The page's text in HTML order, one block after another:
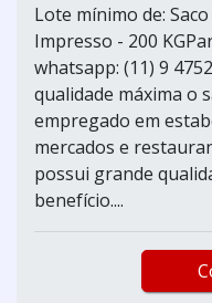
Lote mínimo de:
Impresso - 200
whatsapp: (11) 9
qualidade máxima o
empregado em
mercados e
possui grande
benefício....